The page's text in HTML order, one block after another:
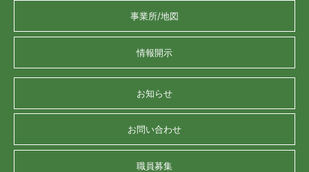
事業所/地図
情報開示
お知らせ
お問い合わせ
職員募集